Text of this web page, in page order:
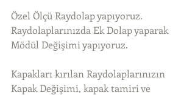
Özel Ölçü Raydolap yapıyoruz.
Raydolaplarınızda Ek Dolap yaparak
Mödül Değişimi yapıyoruz.
Kapakları kırılan Raydolaplarınızın
Kapak Değişimi, kapak tamiri ve